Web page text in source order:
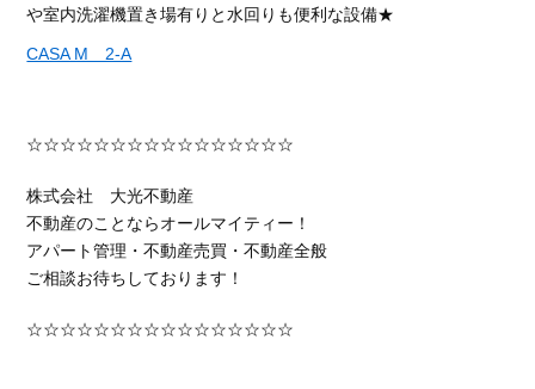
や室内洗濯機置き場有りと水回りも便利な設備★
CASA M 2-A
☆☆☆☆☆☆☆☆☆☆☆☆☆☆☆☆
株式会社 大光不動産
不動産のことならオールマイティー！
アパート管理・不動産売買・不動産全般
ご相談お待ちしております！
☆☆☆☆☆☆☆☆☆☆☆☆☆☆☆☆